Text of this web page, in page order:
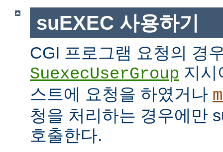
suEXEC 사용하기
CGI 프로그램 요청의 경
SuexecUserGroup 지시
스트에 요청을 하였거나
청을 처리하는 경우에만
호출한다.